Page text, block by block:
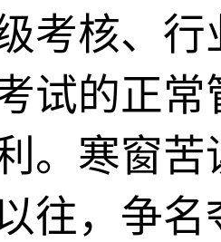
考核、
试的正
。寒窗
往，争